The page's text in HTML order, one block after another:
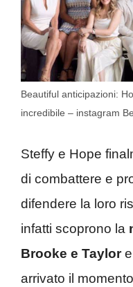
Beautiful anticipazioni:
incredibile – instagram
Steffy e Hope
di combattere e
difendere la loro
infatti scoprono la
Brooke e Taylore
arrivato il